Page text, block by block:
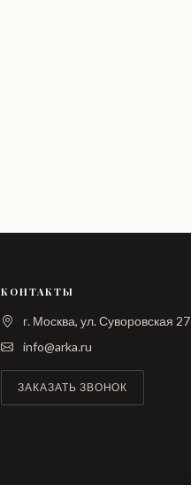
КОНТАКТЫ
г. Москва, ул. Суворовская 27
info@arka.ru
ЗАКАЗАТЬ ЗВОНОК